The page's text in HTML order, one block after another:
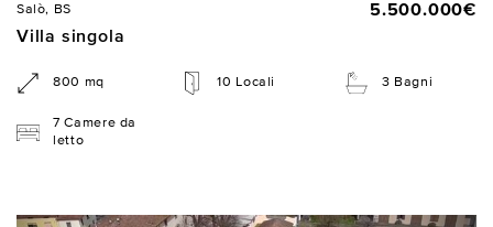
Salò, BS
5.500.000€
Villa singola
800 mq 10 Locali 3 Bagni
7 Camere da
letto